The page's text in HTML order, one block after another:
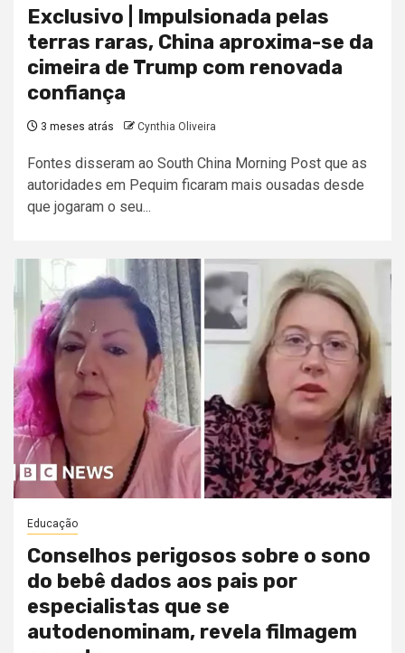
Exclusivo | Impulsionada pelas
terras raras, China aproxima-se da
cimeira de Trump com renovada
confiança
3 meses atrás Cynthia Oliveira
Fontes disseram ao South China Morning Post que as
autoridades em Pequim ficaram mais ousadas desde
que jogaram o seu...
Educação
Conselhos perigosos sobre o sono
do bebê dados aos pais por
especialistas que se
autodenominam, revela filmagem